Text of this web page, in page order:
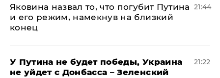
Яковина назвал то, что погубит Путина
и его режим, намекнув на близкий
конец
21:44
У Путина не будет победы, Украина
не уйдет с Донбасса – Зеленский
21:22